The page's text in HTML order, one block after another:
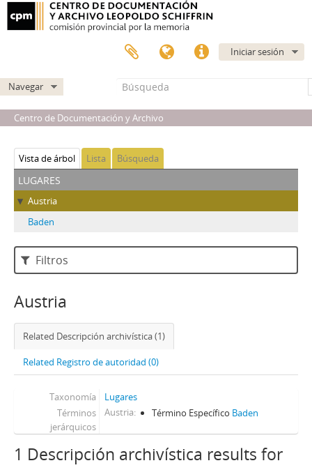
Iniciar sesión
Navegar
Centro de Documentación y Archivo
Vista de árbol Lista Búsqueda
lugares
Austria
Baden
Filtros
Austria
Related Descripción archivística (1)
Related Registro de autoridad (0)
Taxonomía
Lugares
Términos
jerárquicos
Austria Término Específico Baden
1 Descripción archivística results for